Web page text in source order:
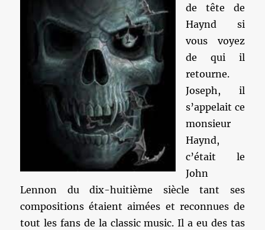
de tête de
Haynd si
vous voyez
de qui il
retourne.
Joseph, il
s’appelait ce
monsieur
Haynd,
c’était le
John
Lennon du dix-huitième siècle tant ses
compositions étaient aimées et reconnues de
tout les fans de la classic music. Il a eu des tas